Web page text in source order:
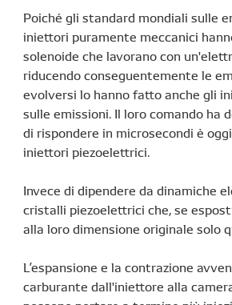
Poiché gli standard mondiali sulle
iniettori puramente meccanici
solenoide che lavorano con
riducendo conseguentemente le
evolversi lo hanno fatto anche gli
sulle emissioni. Il loro comando ha
di rispondere in microsecondi è
iniettori piezoelettrici.
Invece di dipendere da dinamiche
cristalli piezoelettrici che, se
alla loro dimensione originale solo
L’espansione e la contrazione
carburante dall'iniettore alla